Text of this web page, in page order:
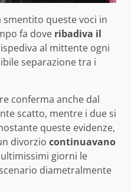
smentito queste voci in
fa dove ribadiva il
al mittente ogni
separazione tra i
conferma anche dal
scatto, mentre i due si
queste evidenze,
divorzio continuavano
giorni le
diametralmente